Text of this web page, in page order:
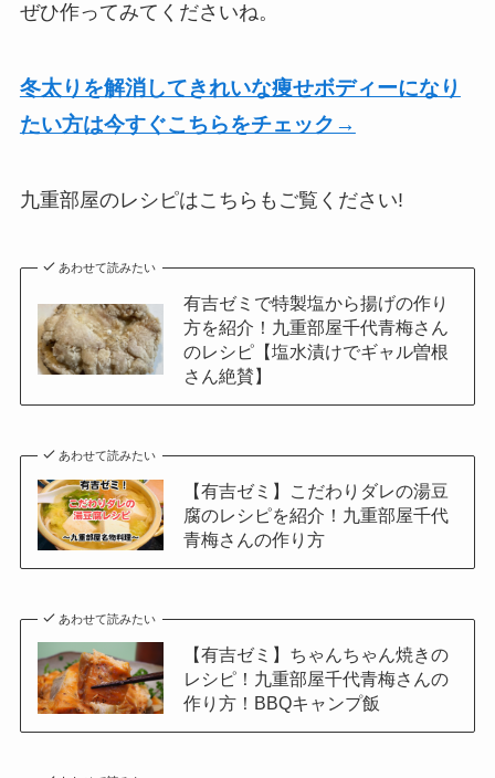
ぜひ作ってみてくださいね。
冬太りを解消してきれいな痩せボディーになり
たい方は今すぐこちらをチェック→
九重部屋のレシピはこちらもご覧ください!
あわせて読みたい
有吉ゼミで特製塩から揚げの作り
方を紹介！九重部屋千代青梅さん
のレシピ【塩水漬けでギャル曽根
さん絶賛】
あわせて読みたい
【有吉ゼミ】こだわりダレの湯豆
腐のレシピを紹介！九重部屋千代
青梅さんの作り方
あわせて読みたい
【有吉ゼミ】ちゃんちゃん焼きの
レシピ！九重部屋千代青梅さんの
作り方！BBQキャンプ飯